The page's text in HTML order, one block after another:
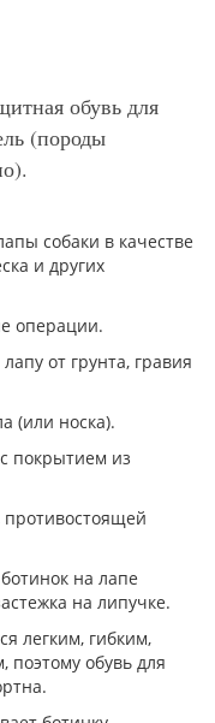
обувь для
(породы
собаки в качестве
и других
операции.
от грунта, гравия
(или носка).
покрытием из
противостоящей
на лапе
на липучке.
легким, гибким,
обувь для